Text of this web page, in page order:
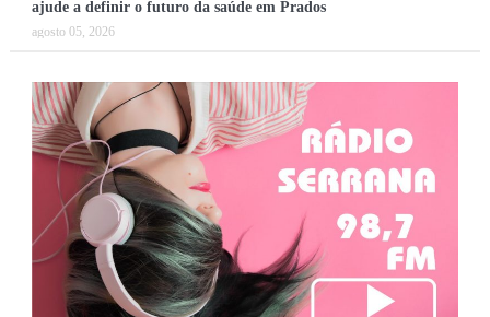
ajude a definir o futuro da saúde em Prados
agosto 05, 2026